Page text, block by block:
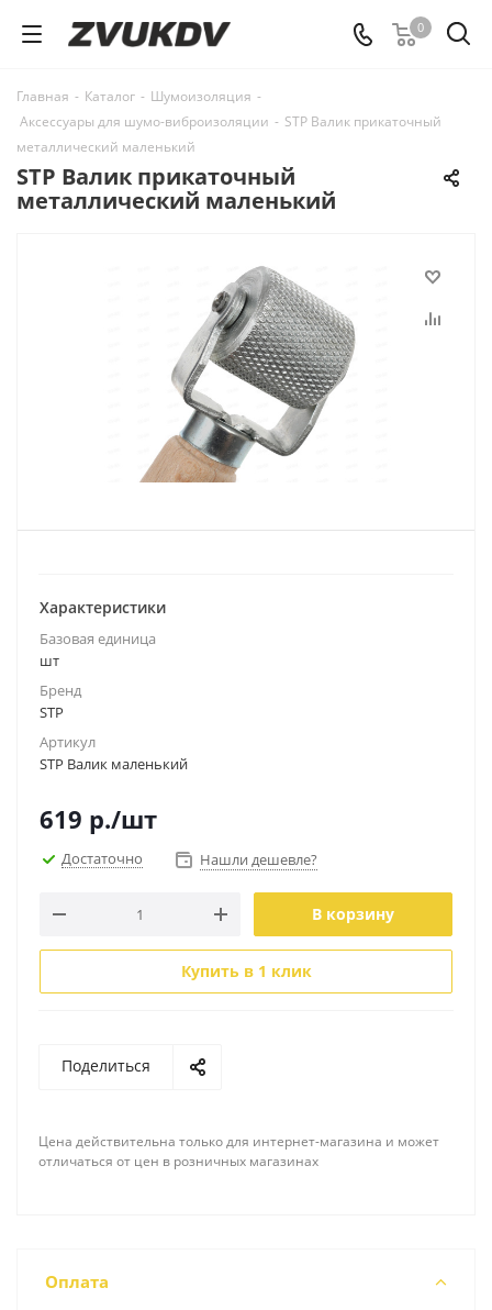
0
Главная - Каталог - Шумоизоляция -
Аксессуары для шумо-виброизоляции - STP Валик прикаточный
металлический маленький
STP Валик прикаточный
металлический маленький
Характеристики
Базовая единица
шт
Бренд
STP
Артикул
STP Валик маленький
619 р./шт
Достаточно Нашли дешевле?
В корзину
Купить в 1 клик
Поделиться
Цена действительна только для интернет-магазина и может
отличаться от цен в розничных магазинах
Оплата